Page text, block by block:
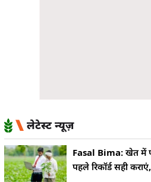
लेटेस्ट न्यूज़
Fasal Bima: खेत में
पहले रिकॉर्ड सही